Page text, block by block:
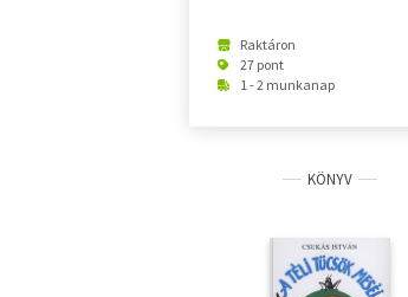
Raktáron
27 pont
1 - 2 munkanap
KÖNYV